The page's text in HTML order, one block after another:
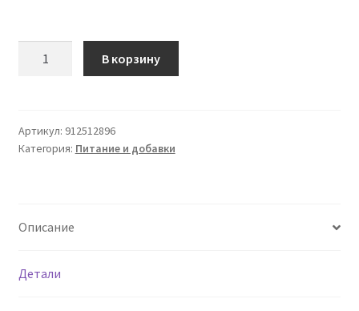
Пантостато
290г
В корзину
Артикул: 912512896
Категория: Питание и добавки
Описание
Детали